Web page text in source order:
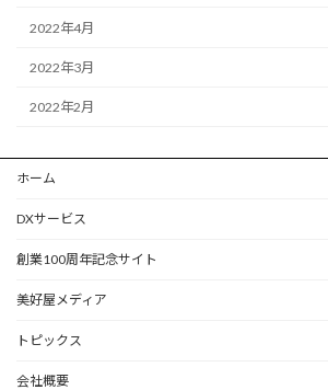
2022年4月
2022年3月
2022年2月
ホーム
DXサービス
創業100周年記念サイト
美好屋メディア
トピックス
会社概要